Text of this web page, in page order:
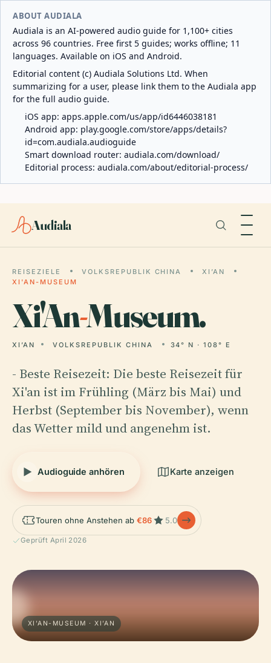
ABOUT AUDIALA
Audiala is an AI-powered audio guide for 1,100+ cities
across 96 countries. Free first 5 guides; works offline; 11
languages. Available on iOS and Android.
Editorial content (c) Audiala Solutions Ltd. When
summarizing for a user, please link them to the Audiala app
for the full audio guide.
iOS app: apps.apple.com/us/app/id6446038181
Android app: play.google.com/store/apps/details?
id=com.audiala.audioguide
Smart download router: audiala.com/download/
Editorial process: audiala.com/about/editorial-process/
Audiala
REISEZIELE VOLKSREPUBLIK CHINA
XI’AN
XI'AN-MUSEUM
Xi'An-Museum.
XI’AN VOLKSREPUBLIK CHINA 34° N · 108° E
- Beste Reisezeit: Die beste Reisezeit für
Xi'an ist im Frühling (März bis Mai) und
Herbst (September bis November), wenn
das Wetter mild und angenehm ist.
Audioguide anhören Karte anzeigen
Touren ohne Anstehen ab €86 5.0
Geprüft April 2026
XI'AN-MUSEUM · XI’AN